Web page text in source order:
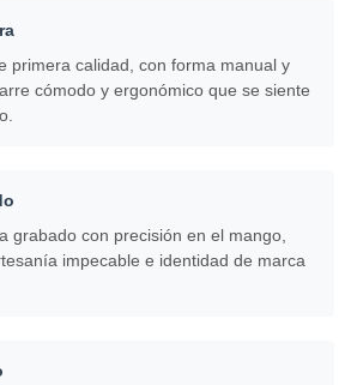
primera calidad, con forma manual y
cómodo y ergonómico que se siente
grabado con precisión en el mango,
impecable e identidad de marca